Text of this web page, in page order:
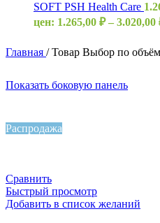
SOFT PSH Health Care
цен: 1.265,00 ₽ – 3.020,00
Главная / Товар Выбор по
Показать боковую панель
Распродажа
Сравнить
Быстрый просмотр
Добавить в список желаний